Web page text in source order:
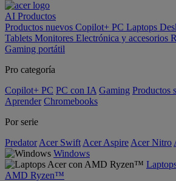
AI Productos
Productos nuevos Copilot+ PC Laptops
Tablets Monitores Electrónica y accesorios
Gaming portátil
Pro categoría
Copilot+ PC PC con IA Gaming Productos
Aprender Chromebooks
Por serie
Predator Acer Swift Acer Aspire Acer Nitro
Windows
AMD Ryzen™